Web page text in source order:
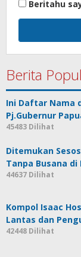
Beritahu
Berita
Ini Daftar Nama
Pj.Gubernur
45483 Dilihat
Ditemukan
Tanpa Busana
44637 Dilihat
Kompol Isaac
Lantas dan
42448 Dilihat